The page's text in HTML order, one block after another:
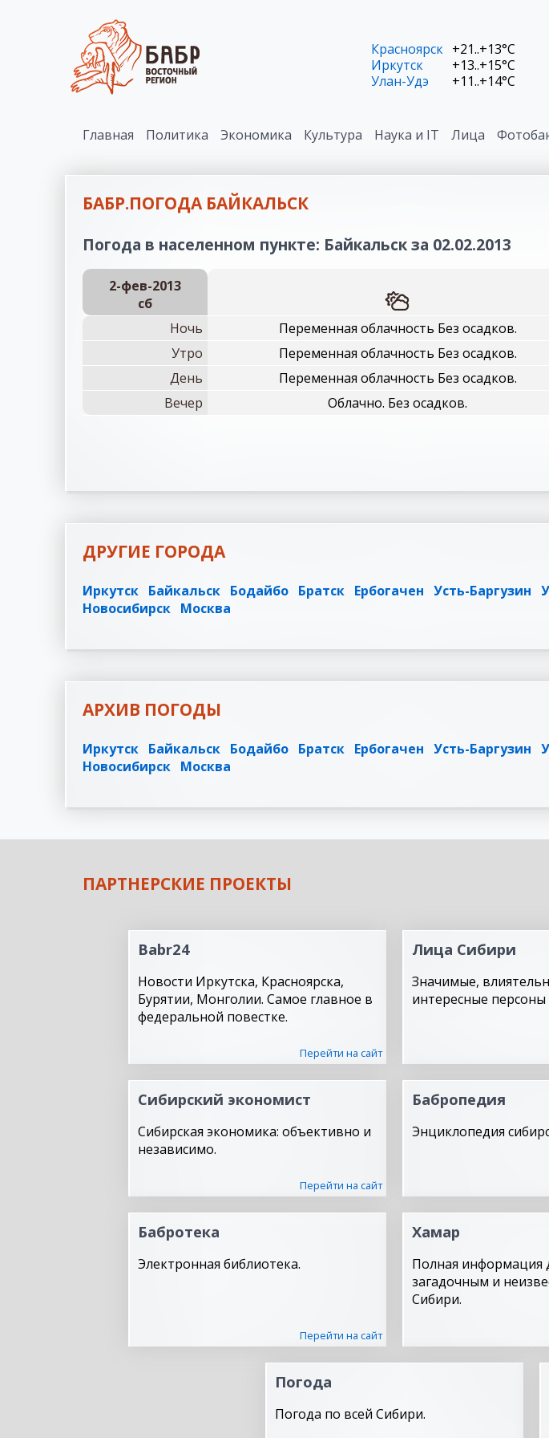
Красноярск +21..+13°C
Иркутск
+13..+15°C
Улан-Удэ
+11..+14°C
Главная Политика Экономика Культура Наука и IT Лица
БАБР.ПОГОДА БАЙКАЛЬСК
Погода в населенном пункте: Байкальск за 02.02.2013
2-фев-2013
сб
Ночь
Переменная облачность Без осадков.
Утро
Переменная облачность Без осадков.
День
Переменная облачность Без осадков.
Вечер
Облачно. Без осадков.
ДРУГИЕ ГОРОДА
Иркутск Байкальск Бодайбо Братск Ербогачен Усть-Баргузин
Новосибирск Москва
АРХИВ ПОГОДЫ
Иркутск Байкальск Бодайбо Братск Ербогачен Усть-Баргузин
Новосибирск Москва
ПАРТНЕРСКИЕ ПРОЕКТЫ
Babr24
Новости Иркутска, Красноярска,
Бурятии, Монголии. Самое главное в
федеральной повестке.
Перейти на сайт
Лица Сибири
Значимые,
интересные
Сибирский экономист
Сибирская экономика: объективно и
независимо.
Перейти на сайт
Бабропедия
Энциклопедия
Бабротека
Электронная библиотека.
Перейти на сайт
Хамар
Полная информация
загадочным и
Сибири.
Погода
Погода по всей Сибири.